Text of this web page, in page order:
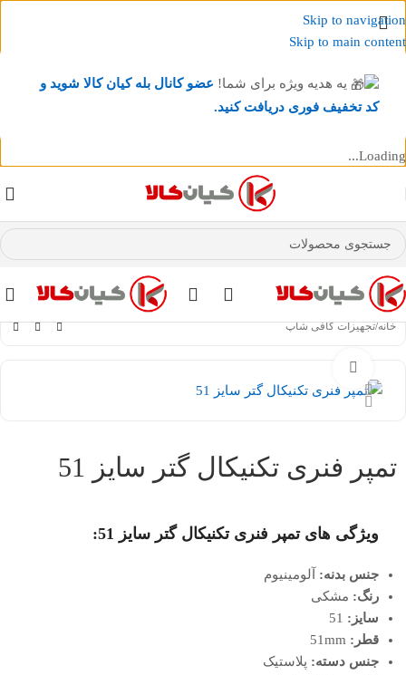
یه هدیه ویژه برای شما! عضو کانال بله کیان کالا شوید و
کد تخفیف فوری دریافت کنید.
Loading...
Skip to navigation
Skip to main content
عضو کانال بله کیان کالا شوید و کد تخفیف دریافت کنید.
خانه/تجهیزات کافی شاپ
تمپر فنری تکنیکال گتر سایز 51
ویژگی های تمپر فنری تکنیکال گتر سایز 51:
جنس بدنه: آلومینیوم
رنگ: مشکی
سایز:
قطر:
جنس دسته: پلاستیک